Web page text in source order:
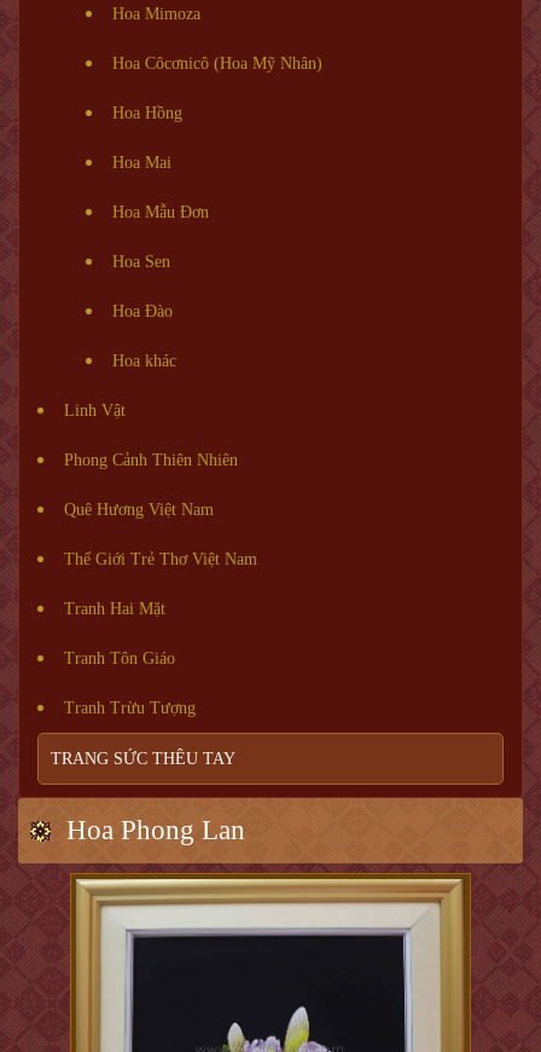
Hoa Mimoza
Hoa Côcơnicô (Hoa Mỹ Nhân)
Hoa Hồng
Hoa Mai
Hoa Mẫu Đơn
Hoa Sen
Hoa Đào
Hoa khác
Linh Vật
Phong Cảnh Thiên Nhiên
Quê Hương Việt Nam
Thế Giới Trẻ Thơ Việt Nam
Tranh Hai Mặt
Tranh Tôn Giáo
Tranh Trừu Tượng
TRANG SỨC THÊU TAY
Hoa Phong Lan